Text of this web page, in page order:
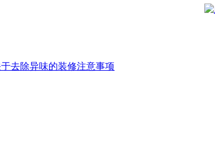
去除异味的装修注意事项